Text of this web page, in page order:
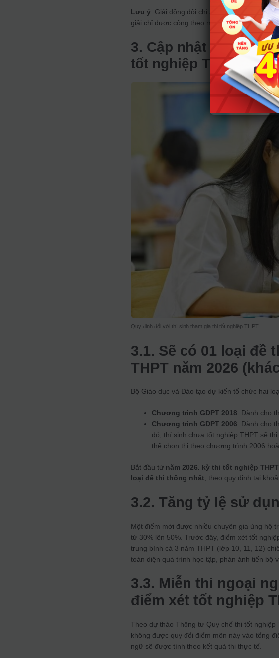
Lưu ý: Giải đồng đội chỉ áp dụng cho cấp
giải chỉ được cộng theo mức cao nhất.
3. Cập nhật điểm
tốt nghiệp THPT 2026
Quy định đối với thí sinh tham gia thi tốt nghiệp THPT
3.1. Sẽ có 01 loại đề
THPT năm 2026
Bộ Giáo dục và Đào tạo dự kiến tổ chức hai
Chương trình GDPT 2018: Dành cho
Chương trình GDPT 2006: Dành cho
đó, thí sinh chưa tốt nghiệp THPT sẽ
thể chọn thi theo chương trình 2006
Bắt đầu từ năm 2026, kỳ thi tốt nghiệp
loại đề thi thống nhất , theo quy định tại
3.2. Tăng tỷ lệ sử
Một điểm mới được nhiều chuyên gia ủng hộ
từ 30% lên 50%. Trước đây, điểm xét tốt
trung bình cả 3 năm THPT (lớp 10, 11, 12)
toàn diện quá trình học tập, phản ánh tiến bộ
3.3. Miễn thi ngoại
điểm xét tốt nghiệp
Theo dự thảo Thông tư Quy chế thi tốt
không được quy đổi điểm môn này vào tổng
ngữ sẽ được tính theo kết quả thi thực tế.